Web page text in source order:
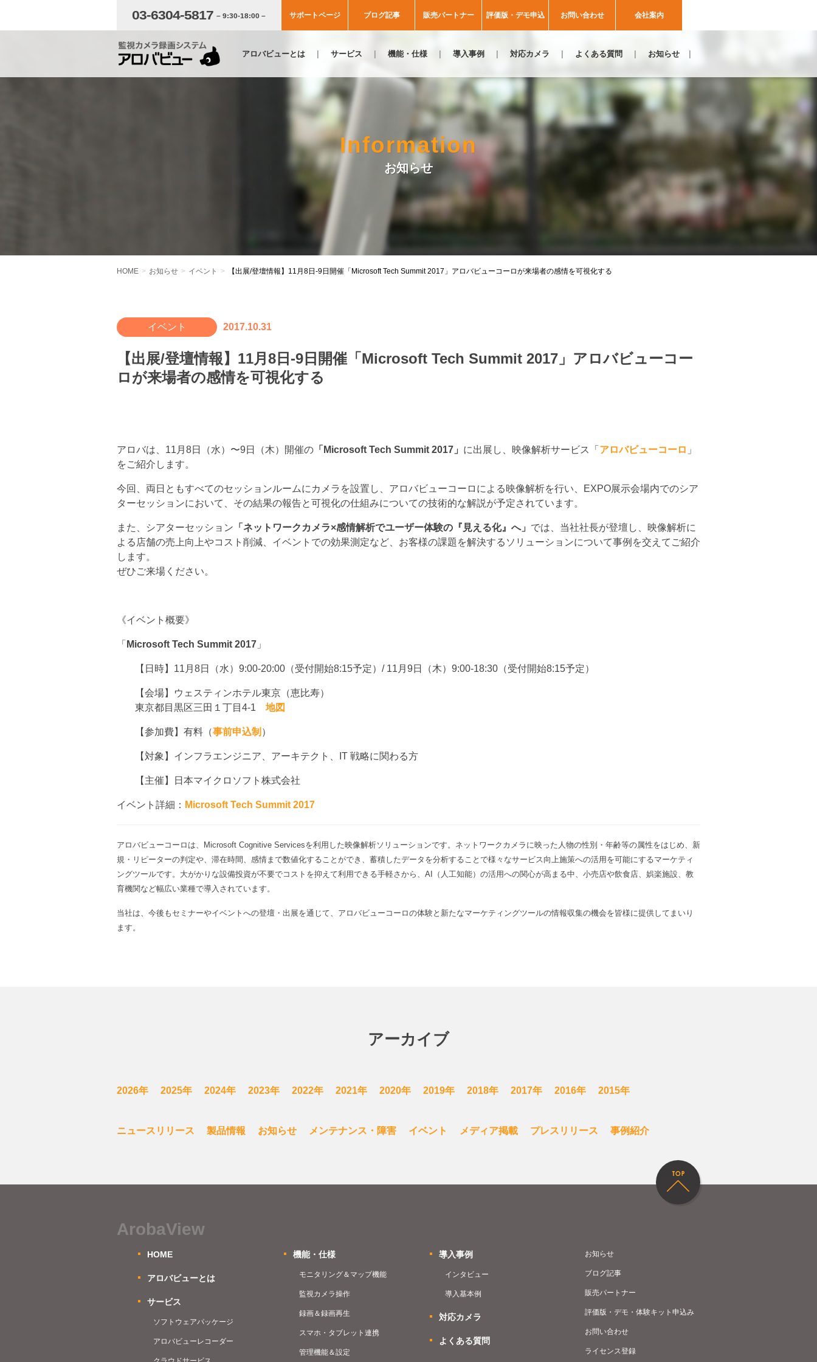
03-6304-5817 – 9:30-18:00 – サポートページ ブログ記事 販売パートナー 評価版・デモ申込 お問い合わせ 会社案内
アロバビューとは サービス 機能・仕様 導入事例 対応カメラ よくある質問 お知らせ
Information
お知らせ
HOME お知らせ イベント 【出展/登壇情報】11月8日-9日開催「Microsoft Tech Summit 2017」アロバビューコーロが来場者の感情を可視化する
イベント 2017.10.31
【出展/登壇情報】11月8日-9日開催「Microsoft Tech Summit 2017」アロバビューコー
ロが来場者の感情を可視化する
アロバは、11月8日（水）〜9日（木）開催の 「Microsoft Tech Summit 2017」 に出展し、映像解析サービス「 アロバビューコーロ 」
をご紹介します。
今回、両日ともすべてのセッションルームにカメラを設置し、アロバビューコーロによる映像解析を行い、EXPO展示会場内でのシア
ターセッションにおいて、その結果の報告と可視化の仕組みについての技術的な解説が予定されています。
また、シアターセッション 「ネットワークカメラ×感情解析でユーザー体験の『見える化』へ」 では、当社社長が登壇し、映像解析に
よる店舗の売上向上やコスト削減、イベントでの効果測定など、お客様の課題を解決するソリューションについて事例を交えてご紹介
します。
ぜひご来場ください。
《イベント概要》
「 Microsoft Tech Summit 2017 」
【日時】11月8日（水）9:00-20:00（受付開始8:15予定）/ 11月9日（木）9:00-18:30（受付開始8:15予定）
【会場】ウェスティンホテル東京（恵比寿）
東京都目黒区三田１丁目4-1 地図
【参加費】有料（事前申込制 ）
【対象】インフラエンジニア、アーキテクト、IT 戦略に関わる方
【主催】日本マイクロソフト株式会社
イベント詳細： Microsoft Tech Summit 2017
アロバビューコーロは、Microsoft Cognitive Servicesを利用した映像解析ソリューションです。ネットワークカメラに映った人物の性別・年齢等の属性をはじめ、新
規・リピーターの判定や、滞在時間、感情まで数値化することができ、蓄積したデータを分析することで様々なサービス向上施策への活用を可能にするマーケティ
ングツールです。大がかりな設備投資が不要でコストを抑えて利用できる手軽さから、AI（人工知能）の活用への関心が高まる中、小売店や飲食店、娯楽施設、教
育機関など幅広い業種で導入されています。
当社は、今後もセミナーやイベントへの登壇・出展を通じて、アロバビューコーロの体験と新たなマーケティングツールの情報収集の機会を皆様に提供してまいり
ます。
アーカイブ
2026年 2025年 2024年 2023年 2022年 2021年 2020年 2019年 2018年 2017年 2016年 2015年
ニュースリリース 製品情報 お知らせ メンテナンス・障害 イベント メディア掲載 プレスリリース 事例紹介
ArobaView
HOME
アロバビューとは
サービス
ソフトウェアパッケージ
アロバビューレコーダー
機能・仕様
モニタリング＆マップ機能
監視カメラ操作
録画＆録画再生
スマホ・タブレット連携
管理機能＆設定
導入事例
インタビュー
導入基本例
対応カメラ
よくある質問
お知らせ
ブログ記事
販売パートナー
評価版・デモ・体験キット申込み
お問い合わせ
ライセンス登録